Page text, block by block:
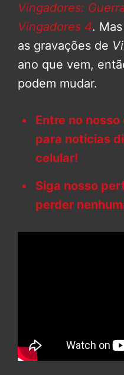
Vingadores:
Vingadores 4.
as gravações de
ano que vem,
podem mudar.
Entre no
para notícias
celular!
Siga nosso
perder